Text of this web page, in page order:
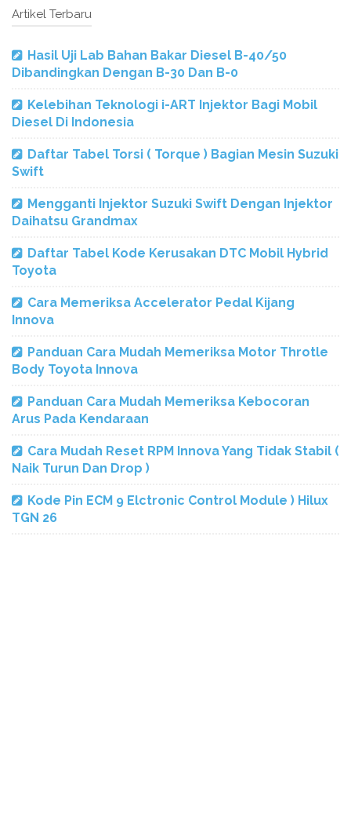
Artikel Terbaru
Hasil Uji Lab Bahan Bakar Diesel B-40/50
Dibandingkan Dengan B-30 Dan B-0
Kelebihan Teknologi i-ART Injektor Bagi Mobil
Diesel Di Indonesia
Daftar Tabel Torsi ( Torque ) Bagian Mesin Suzuki
Swift
Mengganti Injektor Suzuki Swift Dengan Injektor
Daihatsu Grandmax
Daftar Tabel Kode Kerusakan DTC Mobil Hybrid
Toyota
Cara Memeriksa Accelerator Pedal Kijang
Innova
Panduan Cara Mudah Memeriksa Motor Throtle
Body Toyota Innova
Panduan Cara Mudah Memeriksa Kebocoran
Arus Pada Kendaraan
Cara Mudah Reset RPM Innova Yang Tidak Stabil (
Naik Turun Dan Drop )
Kode Pin ECM 9 Elctronic Control Module ) Hilux
TGN 26